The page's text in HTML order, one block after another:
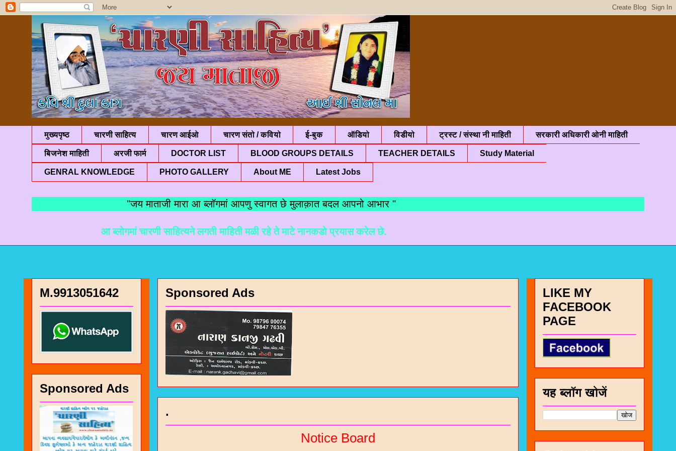
मुख्यपृष्ठ चारणी साहित्य चारण आईओ चारण संतो / कवियो ई-बुक ऑडियो विडीयो ट्रस्ट / संस्था नी माहिती सरकारी अधिकारी ओनी माहिती
बिजनेश माहिती अरजी फार्म DOCTOR LIST BLOOD GROUPS DETAILS TEACHER DETAILS Study Material
GENRAL KNOWLEDGE PHOTO GALLERY About ME Latest Jobs
"जय माताजी मारा आ ब्लॉगमां आपणु स्वागत छे मुलाक़ात बदल आपनो आभार "
आ ब्लोगमां चारणी साहित्यने लगती माहिती मळी रहे ते माटे नानकडो प्रयास करेल छे.
Sponsored Ads
.
Notice Board
M.9913051642
Sponsored Ads
LIKE MY
FACEBOOK
PAGE
यह ब्लॉग खोजें